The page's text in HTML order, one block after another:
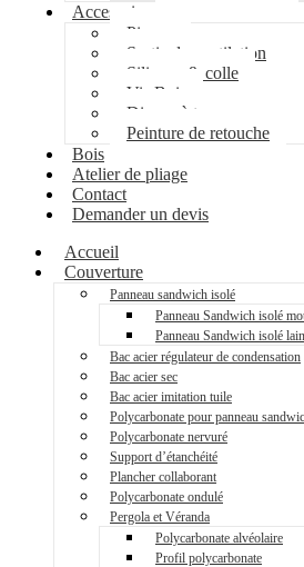
Accessoires
Pipeco
Sortie de ventilation
Silicone & colle
Vis Bois
Disque à tronçonner
Peinture de retouche
Bois
Atelier de pliage
Contact
Demander un devis
Accueil
Couverture
Panneau sandwich isolé
Panneau Sandwich isolé
Panneau Sandwich isolé
Bac acier régulateur de condensation
Bac acier sec
Bac acier imitation tuile
Polycarbonate pour panneau
Polycarbonate nervuré
Support d’étanchéité
Plancher collaborant
Polycarbonate ondulé
Pergola et Véranda
Polycarbonate alvéolaire
Profil polycarbonate